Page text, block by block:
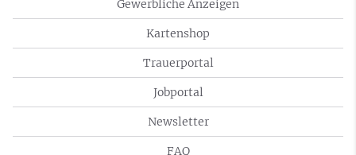
Gewerbliche Anzeigen
Kartenshop
Trauerportal
Jobportal
Newsletter
FAQ